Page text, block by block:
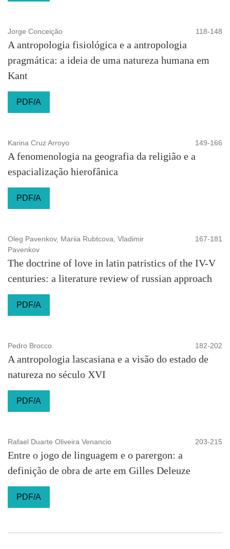
Jorge Conceição 118-148
A antropologia fisiológica e a antropologia
pragmática: a ideia de uma natureza humana em
Kant
PDF/A
Karina Cruz Arroyo 149-166
A fenomenologia na geografia da religião e a
espacialização hierofânica
PDF/A
Oleg Pavenkov, Mariia Rubtcova, Vladimir
Pavenkov
167-181
The doctrine of love in latin patristics of the IV-V
centuries: a literature review of russian approach
PDF/A
Pedro Brocco 182-202
A antropologia lascasiana e a visão do estado de
natureza no século XVI
PDF/A
Rafael Duarte Oliveira Venancio 203-215
Entre o jogo de linguagem e o parergon: a
definição de obra de arte em Gilles Deleuze
PDF/A